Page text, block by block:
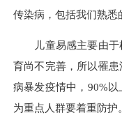
传染病，包括我们熟悉
儿童易感主要由于
育尚不完善，所以罹
病暴发疫情中，90%
为重点人群要着重防护。